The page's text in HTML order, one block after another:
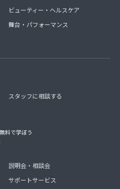
ビューティー・ヘルスケア
舞台・パフォーマンス
スタッフに相談する
料で学ぼう
説明会・相談会
サポートサービス